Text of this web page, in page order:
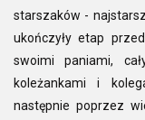
starszaków -
ukończyły etap
swoimi paniami,
koleżankami i
następnie poprzez